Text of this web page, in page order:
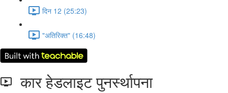
दिन 12 (25:23)
"अतिरिक्त" (16:48)
कार हेडलाइट पुनर्स्थापना